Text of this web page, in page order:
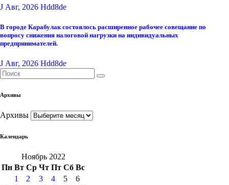
J Авг, 2026 Hdd8de
В городе Карабулак состоялось расширенное рабочее совещание по
вопросу снижения налоговой нагрузки на индивидуальных
предпринимателей.
J Авг, 2026 Hdd8de
Архивы
Архивы
Календарь
Ноябрь 2022
Пн Вт Ср Чт Пт Сб Вс
1
2 3 4 5
6